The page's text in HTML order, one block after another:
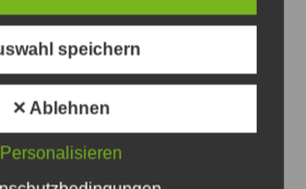
und tolles Rahmenprogramm
des VGH Renntages auf der
großes
auf der
speichern
✕ Ablehnen
Personalisieren